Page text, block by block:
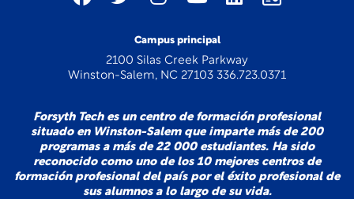
Campus principal
2100 Silas Creek Parkway
Winston-Salem, NC 27103 336.723.0371
Forsyth Tech es un centro de formación profesional
situado en Winston-Salem que imparte más de 200
programas a más de 22 000 estudiantes. Ha sido
reconocido como uno de los 10 mejores centros de
formación profesional del país por el éxito profesional de
sus alumnos a lo largo de su vida.